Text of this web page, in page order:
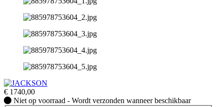
€ 1740,00
Niet
Niet op voorraad - Wordt verzonden wanneer beschikbaar